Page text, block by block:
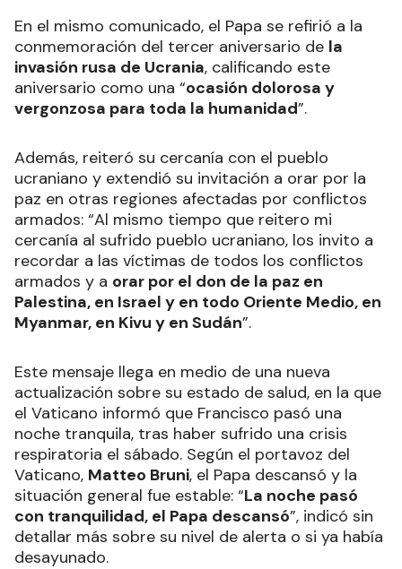
En el mismo comunicado, el Papa se refirió a la
conmemoración del tercer aniversario de la
invasión rusa de Ucrania, calificando este
aniversario como una “ocasión dolorosa y
vergonzosa para toda la humanidad”.
Además, reiteró su cercanía con el pueblo
ucraniano y extendió su invitación a orar por la
paz en otras regiones afectadas por conflictos
armados: “Al mismo tiempo que reitero mi
cercanía al sufrido pueblo ucraniano, los invito a
recordar a las víctimas de todos los conflictos
armados y a orar por el don de la paz en
Palestina, en Israel y en todo Oriente Medio, en
Myanmar, en Kivu y en Sudán”.
Este mensaje llega en medio de una nueva
actualización sobre su estado de salud, en la que
el Vaticano informó que Francisco pasó una
noche tranquila, tras haber sufrido una crisis
respiratoria el sábado. Según el portavoz del
Vaticano, Matteo Bruni, el Papa descansó y la
situación general fue estable: “La noche pasó
con tranquilidad, el Papa descansó”, indicó sin
detallar más sobre su nivel de alerta o si ya había
desayunado.